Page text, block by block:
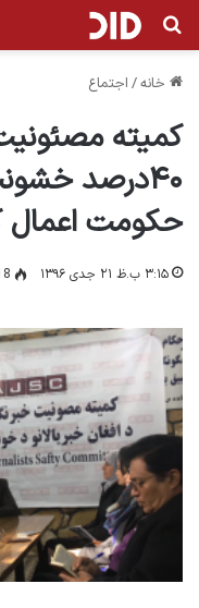
جستجو برای
خانه/ اجتماع
كميته
۴۰درصد
حکومت اعمال
۳:۱۵ ب.ظ ۲۱ جدی ۱۳۹۶